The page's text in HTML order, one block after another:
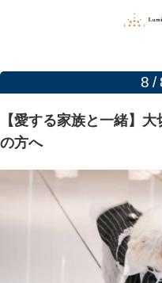
8/
【愛する家族と一緒】
の方へ